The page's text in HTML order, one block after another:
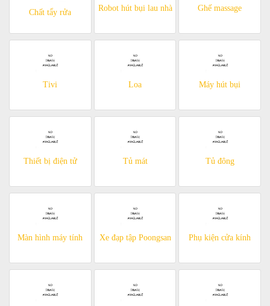
Chất tẩy rửa Robot hút bụi lau nhà Ghế massage
Tivi Loa Máy hút bụi
Thiết bị điện tử Tủ mát Tủ đông
Màn hình máy tính Xe đạp tập Poongsan Phụ kiện cửa kính